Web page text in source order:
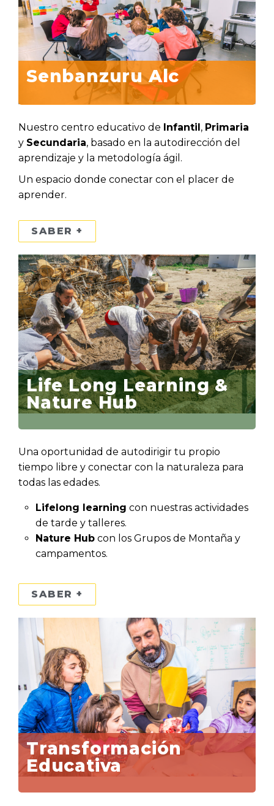
Senbanzuru Alc
Nuestro centro educativo de Infantil, Primaria
y Secundaria, basado en la autodirección del
aprendizaje y la metodología ágil.
Un espacio donde conectar con el placer de
aprender.
SABER +
Life Long Learning &
Nature Hub
Una oportunidad de autodirigir tu propio
tiempo libre y conectar con la naturaleza para
todas las edades.
Lifelong learning con nuestras actividades
de tarde y talleres.
Nature Hub con los Grupos de Montaña y
campamentos.
SABER +
Transformación
Educativa